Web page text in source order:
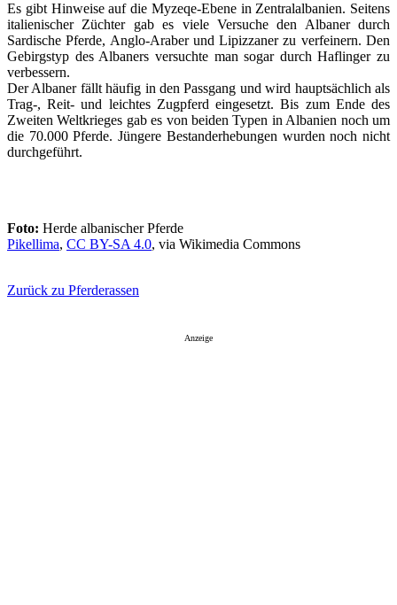
Es gibt Hinweise auf die Myzeqe-Ebene in Zentralalbanien. Seitens
italienischer Züchter gab es viele Versuche den Albaner durch
Sardische Pferde, Anglo-Araber und Lipizzaner zu verfeinern. Den
Gebirgstyp des Albaners versuchte man sogar durch Haflinger zu
verbessern.
Der Albaner fällt häufig in den Passgang und wird hauptsächlich als
Trag-, Reit- und leichtes Zugpferd eingesetzt. Bis zum Ende des
Zweiten Weltkrieges gab es von beiden Typen in Albanien noch um
die 70.000 Pferde. Jüngere Bestanderhebungen wurden noch nicht
durchgeführt.
Foto: Herde albanischer Pferde
Pikellima, CC BY-SA 4.0, via Wikimedia Commons
Zurück zu Pferderassen
Anzeige